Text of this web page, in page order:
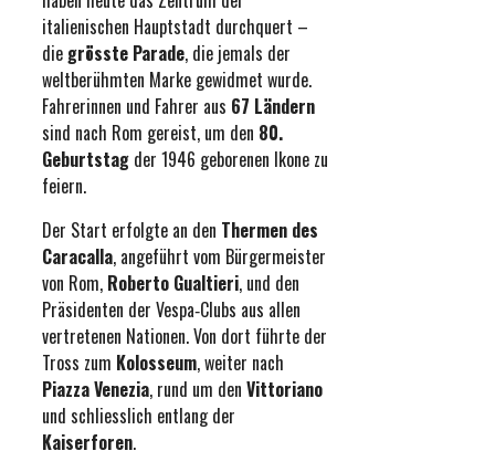
italienischen Hauptstadt durchquert –
die grösste Parade, die jemals der
weltberühmten Marke gewidmet wurde.
Fahrerinnen und Fahrer aus 67 Ländern
sind nach Rom gereist, um den 80.
Geburtstag der 1946 geborenen Ikone zu
feiern.
Der Start erfolgte an den Thermen des
Caracalla, angeführt vom Bürgermeister
von Rom, Roberto Gualtieri, und den
Präsidenten der Vespa‑Clubs aus allen
vertretenen Nationen. Von dort führte der
Tross zum Kolosseum, weiter nach
Piazza Venezia, rund um den Vittoriano
und schliesslich entlang der
Kaiserforen.